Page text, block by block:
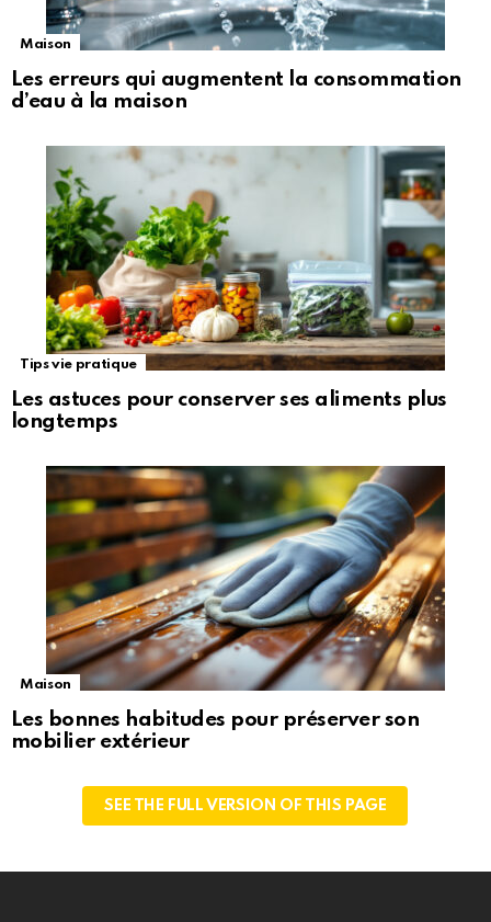
Maison
Les erreurs qui augmentent la consommation
d’eau à la maison
Tips vie pratique
Les astuces pour conserver ses aliments plus
longtemps
Maison
Les bonnes habitudes pour préserver son
mobilier extérieur
SEE THE FULL VERSION OF THIS PAGE